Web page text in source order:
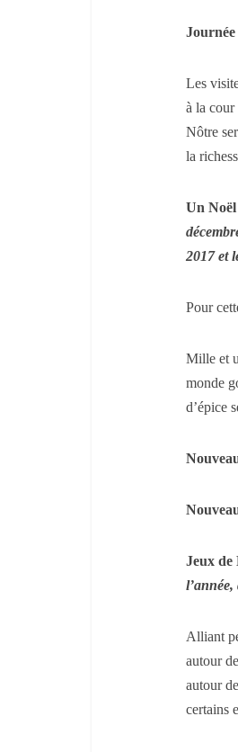
Les
à la cour
Nôtre
la
Un
2017 et
Pour
Mille et
monde
d’épice
Jeux de
Alliant
autour
autour
certains